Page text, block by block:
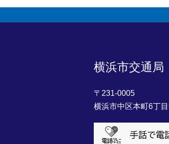
横浜市交通局
〒231-0005
横浜市中区本町6丁